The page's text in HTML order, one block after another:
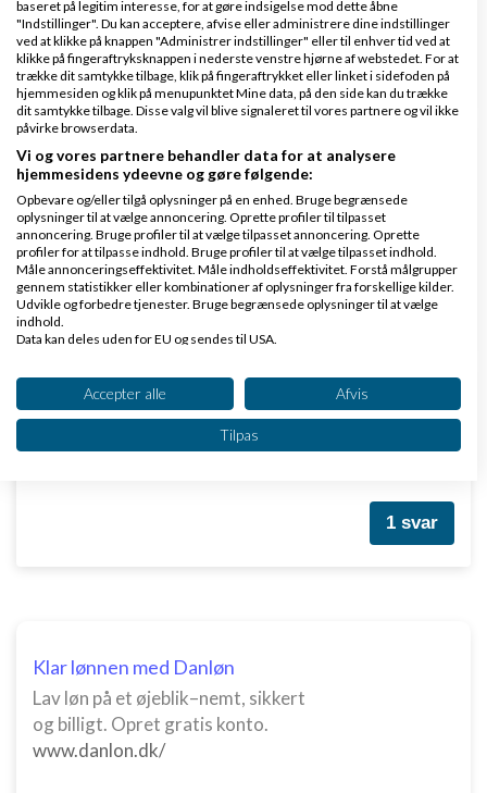
2025 kl. 09:45
1 svar
Hvor brænder håndværksfirmaer flest admin-
timer?
Nyeste indlægafChristian,den 10-01-2026 kl.
22:57
1 svar
Sælge min privatsamling - hvordan?
SusanneS
1 svar
Klar lønnen med Danløn
Lav løn på et øjeblik–nemt, sikkert
og billigt. Opret gratis konto.
www.danlon.dk/
baseret på legitim interesse, for at gøre indsigelse mod dette åbne
"Indstillinger". Du kan acceptere, afvise eller administrere dine indstillinger
ved at klikke på knappen "Administrer indstillinger" eller til enhver tid ved at
klikke på fingeraftryksknappen i nederste venstre hjørne af webstedet. For at
trække dit samtykke tilbage, klik på fingeraftrykket eller linket i sidefoden på
hjemmesiden og klik på menupunktet Mine data, på den side kan du trække
dit samtykke tilbage. Disse valg vil blive signaleret til vores partnere og vil ikke
påvirke browserdata.
Vi og vores partnere behandler data for at analysere
hjemmesidens ydeevne og gøre følgende:
Opbevare og/eller tilgå oplysninger på en enhed. Bruge begrænsede
oplysninger til at vælge annoncering. Oprette profiler til tilpasset
annoncering. Bruge profiler til at vælge tilpasset annoncering. Oprette
profiler for at tilpasse indhold. Bruge profiler til at vælge tilpasset indhold.
Måle annonceringseffektivitet. Måle indholdseffektivitet. Forstå målgrupper
gennem statistikker eller kombinationer af oplysninger fra forskellige kilder.
Udvikle og forbedre tjenester. Bruge begrænsede oplysninger til at vælge
indhold.
Data kan deles uden for EU og sendes til USA.
Se partnerliste (2 IAB-leverandører)
Vi bruger dine data til følgende formål:
IAB's behandlingsformål:
annoncering
Oprette profiler for at tilpasse indhold
Bruge profiler til at vælge tilpasset indhold
Accepter alle Afvis
Tilpas